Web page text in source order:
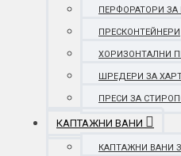
ПЕРФОРАТОРИ ЗА
ПРЕСКОНТЕЙНЕРИ
ХОРИЗОНТАЛНИ
ШРЕДЕРИ ЗА
ПРЕСИ ЗА
КАПТАЖНИ ВАНИ
КАПТАЖНИ ВАНИ